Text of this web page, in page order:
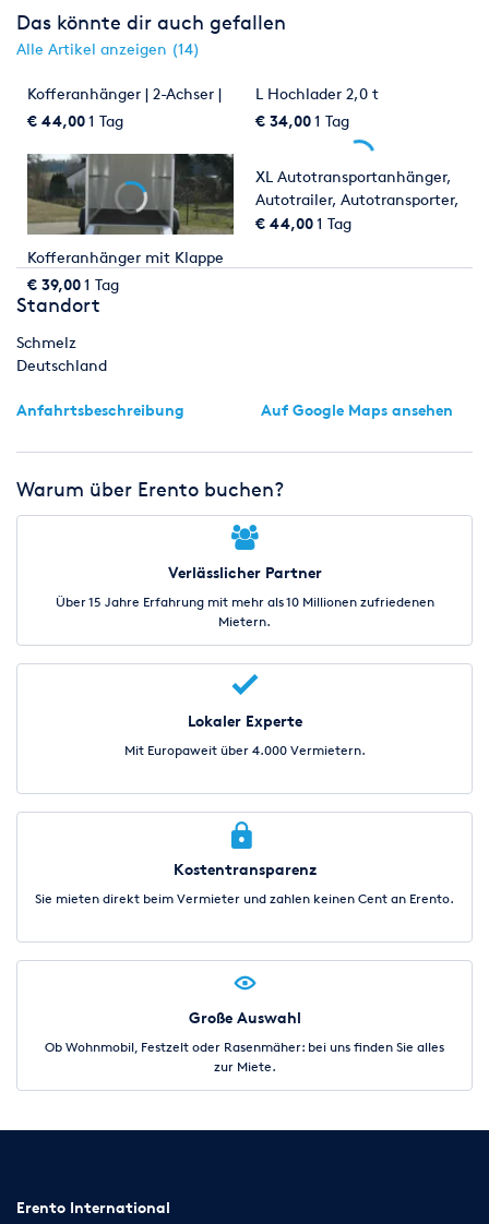
Das könnte dir auch gefallen
Alle Artikel anzeigen (14)
Kofferanhänger | 2-Achser |
€ 44,001 Tag
L Hochlader 2,0 t
€ 34,001 Tag
Kofferanhänger mit Klappe
€ 39,001 Tag
XL Autotransportanhänger,
Autotrailer, Autotransporter,
Auto Transporter
€ 44,001 Tag
Standort
Schmelz
Deutschland
Anfahrtsbeschreibung Auf Google Maps ansehen
Warum über Erento buchen?
Verlässlicher Partner
Über 15 Jahre Erfahrung mit mehr als 10 Millionen zufriedenen
Mietern.
Lokaler Experte
Mit Europaweit über 4.000 Vermietern.
Kostentransparenz
Sie mieten direkt beim Vermieter und zahlen keinen Cent an Erento.
Große Auswahl
Ob Wohnmobil, Festzelt oder Rasenmäher: bei uns finden Sie alles
zur Miete.
Erento International